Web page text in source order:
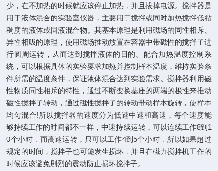
少，在不加热的时候就应该停止加热，并且拔掉电源。搅拌器是
用于液体混合的实验室仪器，主要用于搅拌或同时加热搅拌低粘
稠度的液体或固液混合物。其基本原理是利用磁场的同性相斥、
异性相吸的原理，使用磁场推动放置在容器中带磁性的搅拌子进
行圆周运转，从而达到搅拌液体的目的。配合加热温度控制系
统，可以根据具体的实验要求加热并控制样本温度，维持实验条
件所需的温度条件，保证液体混合达到实验需求。搅拌器利用磁
性物质同性相斥的特性，通过不断变换基座的两端的极性来推动
磁性搅拌子转动，通过磁性搅拌子的转动带动样本旋转，使样本
均匀混合!所以搅拌器的速度分为低速中速和高速，每个速度能
够持续工作的时间都不一样，中速持续运转，可以连续工作8到1
0个小时，而高速运转，只可以工作4到5个小时，所以如果超过
规定的时间，搅拌子也可能发生损坏，并且在磁力搅拌机工作的
时候应该避免剧烈的震动防止损坏搅拌子。